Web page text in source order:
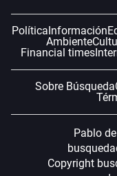
PolíticaInformación
Ambiente
Financial times
Sobre Búsqueda
Pablo
Copyright